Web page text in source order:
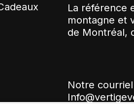
La référence
montagne et
de Montréal,
Notre courriel